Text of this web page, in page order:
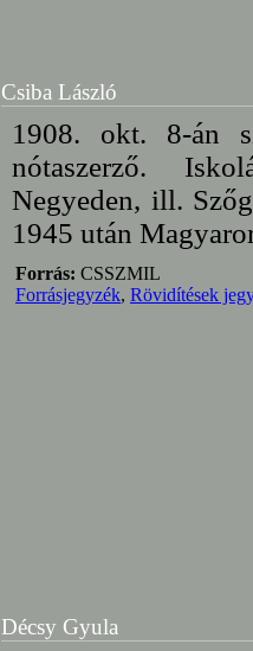
Csiba László
1908. okt. 8-án
nótaszerző.
Negyeden, ill.
1945 után
Forrás: CSSZMIL
Forrásjegyzék, Rövidítések
Décsy Gyula